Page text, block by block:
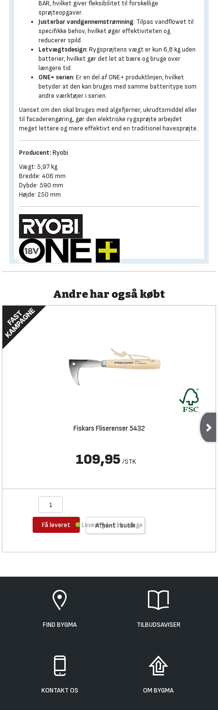
BAR, hvilket giver fleksibilitet til forskellige
sprøjteopgaver.
Justerbar vandgennemstrømning: Tilpas vandflowet til
specifikke behov, hvilket øger effektiviteten og
reducerer spild.
Letvægtsdesign: Rygsprøjtens vægt er kun 6,8 kg uden
batterier, hvilket gør det let at bære og bruge over
længere tid.
ONE+ serien: Er en del af ONE+ produktlinjen, hvilket
betyder at den kan bruges med samme batteritype som
andre værktøjer i serien.
Uanset om den skal bruges med algefjerner, ukrudtsmiddel eller
til facaderengøring, gør den elektriske rygsprøjte arbejdet
meget lettere og mere effektivt end en traditionel havesprøjte.
Producent:Ryobi
Vægt: 5,97 kg
Bredde: 406 mm
Dybde: 590 mm
Højde: 250 mm
Andre har også købt
Fiskars Fliserenser 5432
109,95 /STK
Få leveret Afhent i butik
Levering 1-2 hverdage
FIND BYGMA TILBUDSAVISER
KONTAKT OS OM BYGMA